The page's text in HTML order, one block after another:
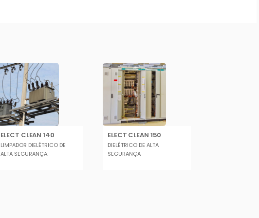
ELECT CLEAN 140
LIMPADOR DIELÉTRICO DE
ALTA SEGURANÇA.
ELECT CLEAN 150
DIELÉTRICO DE ALTA
SEGURANÇA